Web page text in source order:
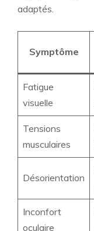
adaptés.
Symptôme
Fatigue
visuelle
Tensions
musculaires
Désorientation
Inconfort
oculaire